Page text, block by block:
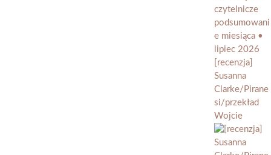
[recenzja]
Susanna
Clarke/Pirane
si/przekład
Wojcie